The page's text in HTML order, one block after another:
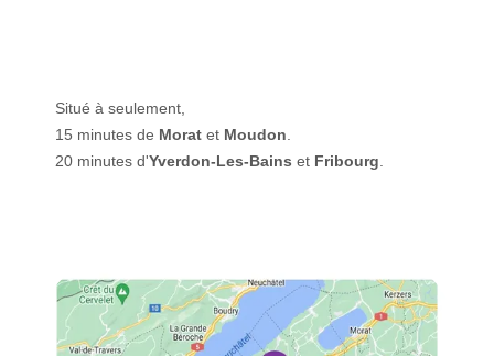
Situé à seulement,
15 minutes de Morat et Moudon
20 minutes d'Yverdon-Les-Bains et Fribourg